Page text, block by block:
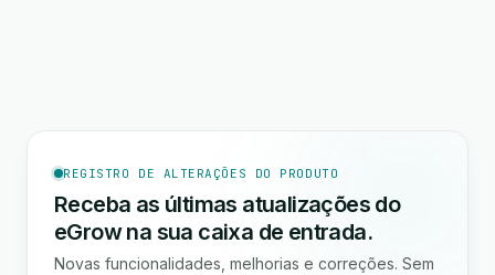
REGISTRO DE ALTERAÇÕES DO PRODUTO
Receba as últimas atualizações do
eGrow na sua caixa de entrada.
Novas funcionalidades, melhorias e correções. Sem